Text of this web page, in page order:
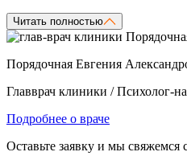
Читать полностью
Порядочная Евгения
Главврач клиники / Психолог-
Подробнее о враче
Оставьте заявку и мы